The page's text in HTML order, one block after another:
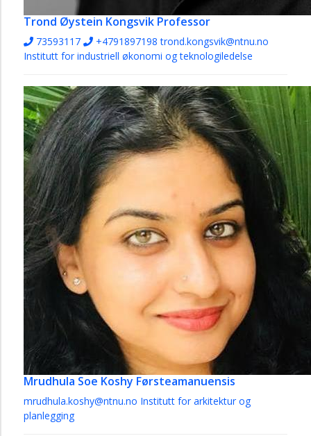
Trond Øystein Kongsvik Professor
73593117 +4791897198 trond.kongsvik@ntnu.no
Institutt for industriell økonomi og teknologiledelse
Mrudhula Soe Koshy Førsteamanuensis
mrudhula.koshy@ntnu.no Institutt for arkitektur og
planlegging